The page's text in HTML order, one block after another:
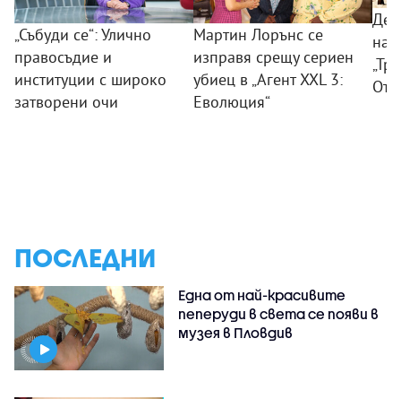
„Събуди се“: Улично
правосъдие и
институции с широко
затворени очи
Мартин Лорънс се
изправя срещу сериен
убиец в „Агент XXL 3:
Еволюция“
на
ПОСЛЕДНИ
Една от най-красивите
пеперуди в света се появи в
музея в Пловдив